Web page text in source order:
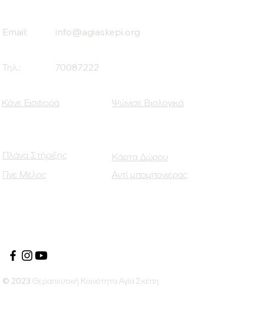
Email: info@agiaskepi.org
Τηλ.: 70087222
Κάνε Εισφορά Ψώνισε Βιολογικά
Πλάνα Στήριξης
Γίνε Μέλος
Κάρτα Δώρου
Αντί μπομπονιέρας
© 2023 Θεραπευτική Κοινότητα Αγία Σκέπη